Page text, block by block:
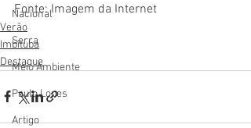
Nacional
Serra
Meio Ambiente
Paulo Lopes
Artigo
Fonte: Imagem da Internet
Verão
Imbituba
Destaque